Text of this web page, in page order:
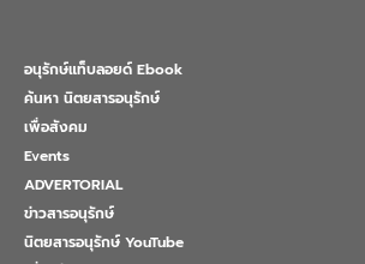
อนุรักษ์แท็บลอยด์ Ebook
ค้นหา นิตยสารอนุรักษ์
เพื่อสังคม
Events
ADVERTORIAL
ข่าวสารอนุรักษ์
นิตยสารอนุรักษ์ YouTube